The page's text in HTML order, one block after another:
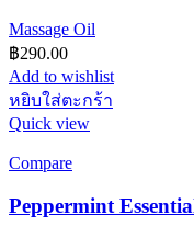
Massage Oil
฿290.00
Add to wishlist
หยิบใส่ตะกร้า
Quick view
Compare
Peppermint